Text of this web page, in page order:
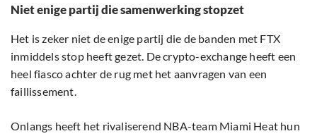
Niet enige partij die samenwerking stopzet
Het is zeker niet de enige partij die de banden met FTX
inmiddels stop heeft gezet. De crypto-exchange heeft een
heel fiasco achter de rug met het aanvragen van een
faillissement.
Onlangs heeft het rivaliserend NBA-team Miami Heat hun